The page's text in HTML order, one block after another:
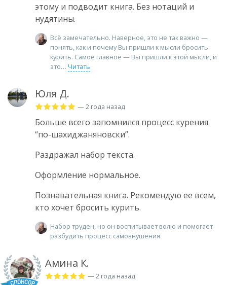
этому и подводит книга. Без нотаций и
нудятины.
Всё замечательно. Наверное, это не так важно —
понять, как и почему Вы пришли к мысли бросить
курить. Самое главное — Вы пришли к этой мысли, и
это
Читать
Юля Д.
— 2 года назад
Больше всего запомнился процесс курения
“по-шахиджаняновски”.
Раздражал набор текста.
Оформление нормальное.
Познавательная книга. Рекомендую ее всем,
кто хочет бросить курить.
Набор труден, но он воспитывает волю и помогает
разбудить процесс самовнушения.
Амина К.
— 2 года назад